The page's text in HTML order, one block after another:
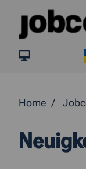
Springe direkt
Home